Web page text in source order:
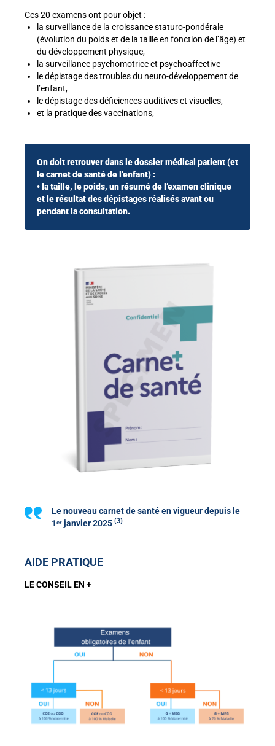
Ces 20 examens ont pour objet :
la surveillance de la croissance staturo-pondérale
(évolution du poids et de la taille en fonction de l’âge) et
du développement physique,
la surveillance psychomotrice et psychoaffective
le dépistage des troubles du neuro-développement de
l’enfant,
e dépistage des déficiences auditives et visuelles,
et la pratique des vaccinations,
On doit retrouver dans le dossier médical patient (et
le carnet de santé de l’enfant) :
• la taille, le poids, un résumé de l’examen clinique
et le résultat des dépistages réalisés avant ou
pendant la consultation.
Le nouveau carnet de santé en vigueur depuis le
1ᵉʳ janvier 2025 (3)
AIDE PRATIQUE
LE CONSEIL EN +